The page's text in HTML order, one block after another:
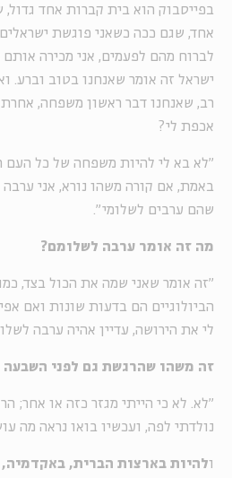
בפייסבוק הוא בית קברות אחד גדול,
אחד, שגם ככה כשאני פוגשת
לברוח מהם לפעמים, אני מכירה
ישראל זה אומר שאנחנו בטוב וברע.
רב, שאנחנו דבר ראשון משפחה,
אכפת לי?
"לא בא לי להיות משפחה של כל
באמת, אם קורה משהו נורא, אני ערבה
שהם ערבים לשלומי".
מה זה אומר ערבה לשלומם?
"זה אומר שאני שמה את הכול בצד,
הביולוגיים הם בדעות שונות ואם
לי את הירושה, עדיין אהיה ערבה
זה משהו שהרגשת גם לפני השבעה
"לא. לא כי הייתי מגזר כזה או אחר;
נולדתי לפה, ועכשיו בואו נראה מה
ולהיות בארצות הברית, באקדמיה,